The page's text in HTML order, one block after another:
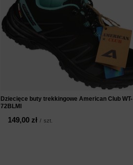
Dziecięce buty trekkingowe American Club WT-
72BLMI
149,00 zł / szt.